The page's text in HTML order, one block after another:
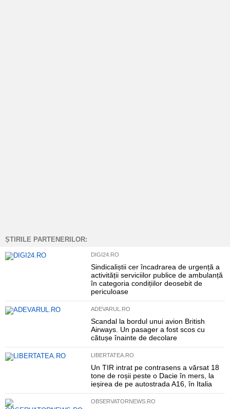
ȘTIRILE PARTENERILOR:
DIGI24.RO
Sindicaliștii cer încadrarea de urgență a
activității serviciilor publice de ambulanță
în categoria condițiilor deosebit de
periculoase
ADEVARUL.RO
Scandal la bordul unui avion British
Airways. Un pasager a fost scos cu
cătușe înainte de decolare
LIBERTATEA.RO
Un TIR intrat pe contrasens a vărsat 18
tone de roșii peste o Dacie în mers, la
ieșirea de pe autostrada A16, în Italia
OBSERVATORNEWS.RO